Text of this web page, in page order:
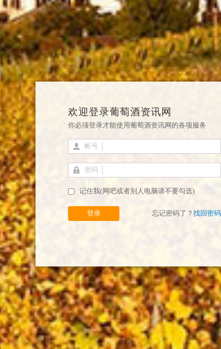
欢迎登录葡萄酒资讯网
你必须登录才能使用葡萄酒资讯网的各项服务
帐号
密码
记住我(网吧或者别人电脑请不要勾选)
登录 忘记密码了？ 找回密码